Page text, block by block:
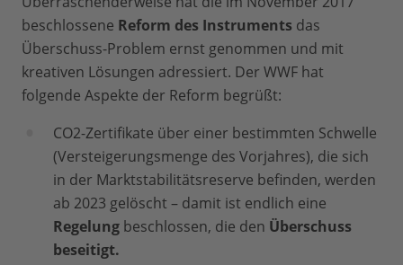
beschlossene Reform des Instruments das
Überschuss-Problem ernst genommen und mit
kreativen Lösungen adressiert. Der WWF hat
folgende Aspekte der Reform begrüßt:
CO2-Zertifikate über einer bestimmten Schwelle
(Versteigerungsmenge des Vorjahres), die sich
in der Marktstabilitätsreserve befinden, werden
ab 2023 gelöscht – damit ist endlich eine
Regelung beschlossen, die den Überschuss
beseitigt.